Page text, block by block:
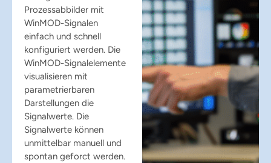
Prozessabbilder mit
WinMOD-Signalen
einfach und schnell
konfiguriert werden. Die
WinMOD-Signalelemente
visualisieren mit
parametrierbaren
Darstellungen die
Signalwerte. Die
Signalwerte können
unmittelbar manuell und
spontan geforct werden.